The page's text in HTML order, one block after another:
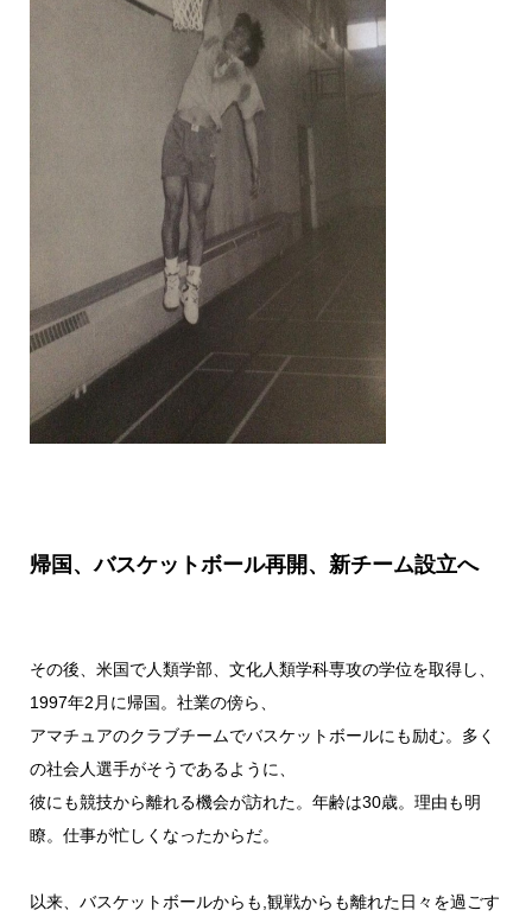
帰国、バスケットボール再開、新チーム設立へ
その後、米国で人類学部、文化人類学科専攻の学位を取得し、
1997年2月に帰国。社業の傍ら、
アマチュアのクラブチームでバスケットボールにも励む。多く
の社会人選手がそうであるように、
彼にも競技から離れる機会が訪れた。年齢は30歳。理由も明
瞭。仕事が忙しくなったからだ。
以来、バスケットボールからも,観戦からも離れた日々を過ごす